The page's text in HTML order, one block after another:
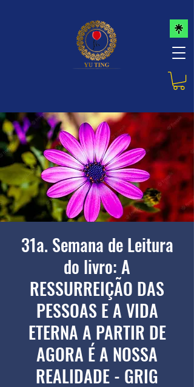
31a. Semana de Leitura
do livro: A
RESSURREIÇÃO DAS
PESSOAS E A VIDA
ETERNA A PARTIR DE
AGORA É A NOSSA
REALIDADE - GRIG